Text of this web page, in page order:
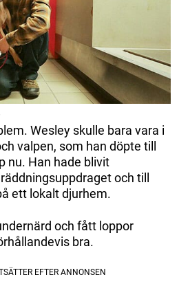
Wesley skulle bara vara i
valpen, som han döpte till
nu. Han hade blivit
och till
ett lokalt djurhem.
och fått loppor
bra.